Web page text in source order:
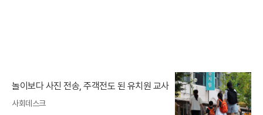
놀이보다 사진 전송, 주객전도 된 유치원 교사
사회데스크